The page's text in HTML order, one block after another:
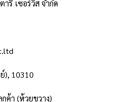
รี เซอร์วิส จำกัด
), 10310
ค้า (ห้วยขวาง)